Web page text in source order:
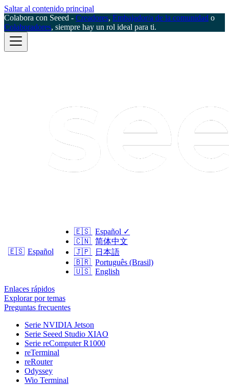
Saltar al contenido principal
Colabora con Seeed - Creadores, Embajador/a de la comunidad o
Colaboradores, siempre hay un rol ideal para ti.
🇪🇸 Español
🇪🇸 Español ✓
🇨🇳 简体中文
🇯🇵
日本語
🇧🇷 Português (Brasil)
🇺🇸 English
Enlaces rápidos
Explorar por temas
Preguntas frecuentes
Serie NVIDIA Jetson
Serie Seeed Studio XIAO
Serie reComputer R1000
reTerminal
reRouter
Odyssey
Wio Terminal